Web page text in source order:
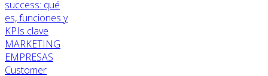
MARKETING
EMPRESAS
Customer